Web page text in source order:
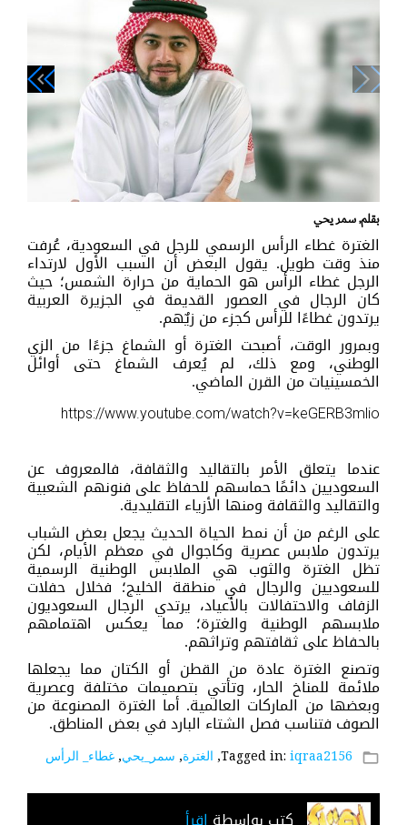
navigate_before
navigate_next
بقلم, سمر يحي
الغترة غطاء الرأس الرسمي للرجل في السعودية، عُرفت
منذ وقت طويل. يقول البعض أن السبب الأول لارتداء
الرجل غطاء الرأس هو الحماية من حرارة الشمس؛ حيث
كان الرجال في العصور القديمة في الجزيرة العربية
يرتدون غطاءًا للرأس كجزء من زيٌهم.
وبمرور الوقت، أصبحت الغترة أو الشماغ جزءًا من الزي
الوطني، ومع ذلك، لم يُعرف الشماغ حتى أوائل
الخمسينيات من القرن الماضي.
https://www.youtube.com/watch?v=keGERB3mlio
عندما يتعلق الأمر بالتقاليد والثقافة، فالمعروف عن
السعوديين دائمًا حماسهم للحفاظ على فنونهم الشعبية
والتقاليد والثقافة ومنها الأزياء التقليدية.
على الرغم من أن نمط الحياة الحديث يجعل بعض الشباب
يرتدون ملابس عصرية وكاجوال في معظم الأيام، لكن
تظل الغترة والثوب هي الملابس الوطنية الرسمية
للسعوديين والرجال في منطقة الخليج؛ فخلال حفلات
الزفاف والاحتفالات بالأعياد، يرتدي الرجال السعوديون
ملابسهم الوطنية والغترة؛ مما يعكس اهتمامهم
بالحفاظ على ثقافتهم وتراثهم.
وتصنع الغترة عادة من القطن أو الكتان مما يجعلها
ملائمة للمناخ الحار، وتأتي بتصميمات مختلفة وعصرية
وبعضها من الماركات العالمية. أما الغترة المصنوعة من
الصوف فتناسب فصل الشتاء البارد في بعض المناطق.
folder_open
Tagged in: iqraa2156
, الغترة, سمر_يحي, غطاء_ الرأس